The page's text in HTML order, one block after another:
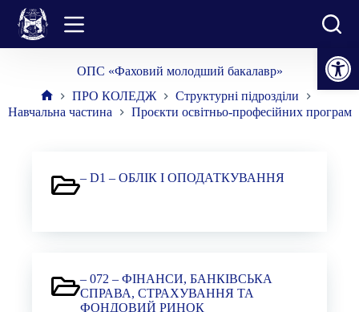
Відкрити Панель інструментів
Перейти
вмісту
ОПС «Фаховий молодший бакалавр»
Головна
ПРО КОЛЕДЖ
Структурні підрозділи
Навчальна частина
Проєкти освітньо-професійних програм
– D1 – ОБЛІК І ОПОДАТКУВАННЯ
– 072 – ФІНАНСИ, БАНКІВСЬКА
СПРАВА, СТРАХУВАННЯ ТА
ФОНДОВИЙ РИНОК